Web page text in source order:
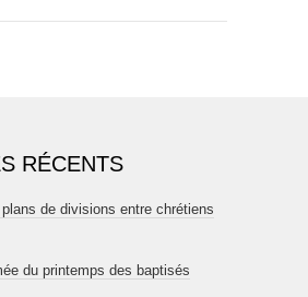
RÉCENTS
de divisions entre chrétiens
du printemps des baptisés